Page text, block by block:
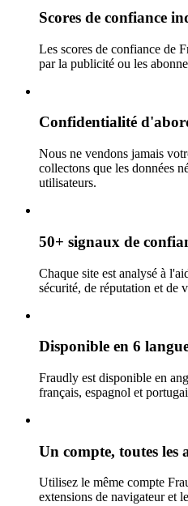
Scores de confiance
Les scores de confiance de
par la publicité ou les
Confidentialité
Nous ne vendons jamais
collectons que les données
utilisateurs.
50+ signaux de
Chaque site est analysé à
sécurité, de réputation et de
Disponible en 6
Fraudly est disponible en
français, espagnol et
Un compte, toutes les
Utilisez le même compte
extensions de navigateur et